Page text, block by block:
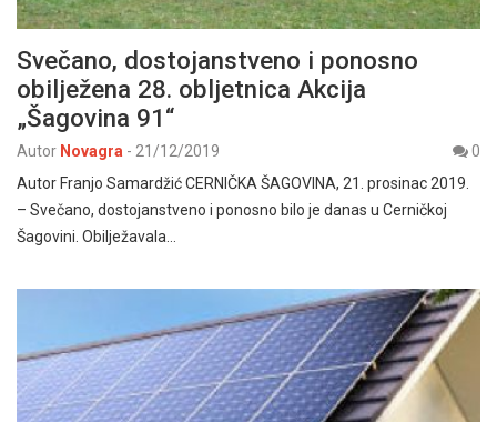
Svečano, dostojanstveno i ponosno
obilježena 28. obljetnica Akcija
„Šagovina 91“
Autor Novagra - 21/12/2019
0
Autor Franjo Samardžić CERNIČKA ŠAGOVINA, 21. prosinac 2019.
– Svečano, dostojanstveno i ponosno bilo je danas u Cerničkoj
Šagovini. Obilježavala…